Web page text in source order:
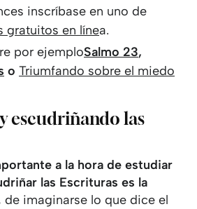
inscríbase en uno de
gratuitos en línea.
por ejemploSalmo 23,
o Triumfando sobre el miedo
escudriñando las
a la hora de estudiar
las Escrituras es la
de imaginarse lo que dice el